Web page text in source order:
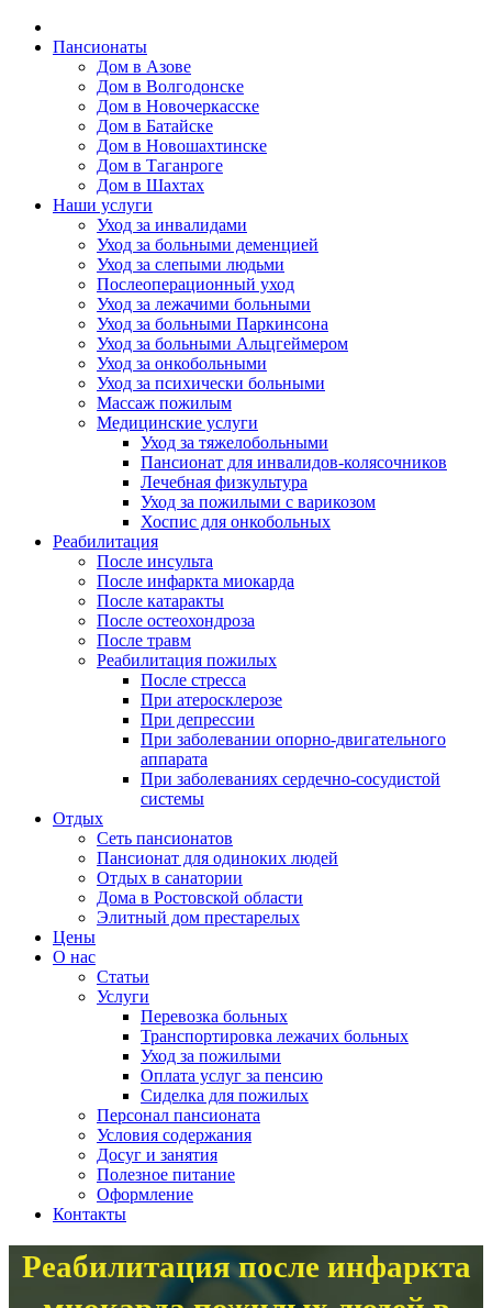
Пансионаты
Дом в Азове
Дом в Волгодонске
Дом в Новочеркасске
Дом в Батайске
Дом в Новошахтинске
Дом в Таганроге
Дом в Шахтах
Наши услуги
Уход за инвалидами
Уход за больными деменцией
Уход за слепыми людьми
Послеоперационный уход
Уход за лежачими больными
Уход за больными Паркинсона
Уход за больными Альцгеймером
Уход за онкобольными
Уход за психически больными
Массаж пожилым
Медицинские услуги
Уход за тяжелобольными
Пансионат для инвалидов-колясочников
Лечебная физкультура
Уход за пожилыми с варикозом
Хоспис для онкобольных
Реабилитация
После инсульта
После инфаркта миокарда
После катаракты
После остеохондроза
После травм
Реабилитация пожилых
После стресса
При атеросклерозе
При депрессии
При заболевании опорно-двигательного
аппарата
При заболеваниях сердечно-сосудистой
системы
Отдых
Сеть пансионатов
Пансионат для одиноких людей
Отдых в санатории
Дома в Ростовской области
Элитный дом престарелых
Цены
О нас
Статьи
Услуги
Перевозка больных
Транспортировка лежачих больных
Уход за пожилыми
Оплата услуг за пенсию
Сиделка для пожилых
Персонал пансионата
Условия содержания
Досуг и занятия
Полезное питание
Оформление
Контакты
Реабилитация после инфаркта